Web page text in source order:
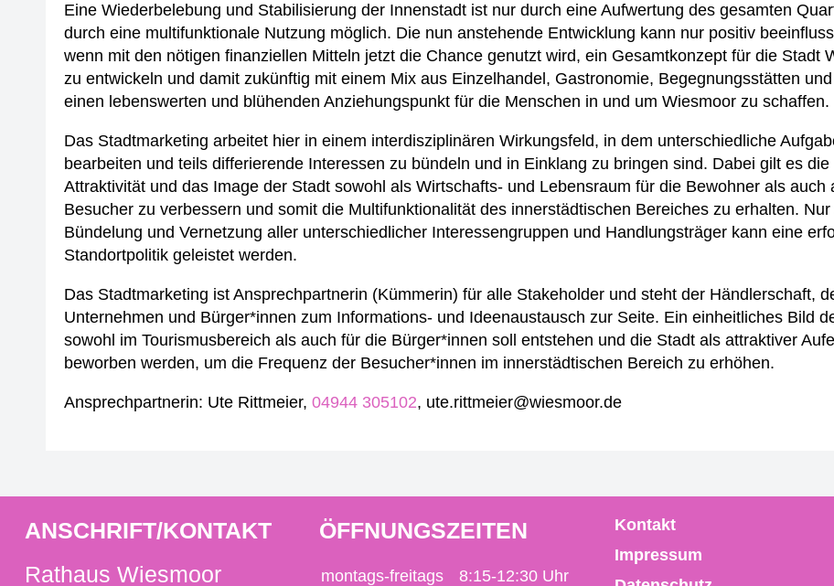
Eine Wiederbelebung und Stabilisierung der Innenstadt ist nur durch eine Aufwertung des gesamten
durch eine multifunktionale Nutzung möglich. Die nun anstehende Entwicklung kann nur positiv
wenn mit den nötigen finanziellen Mitteln jetzt die Chance genutzt wird, ein Gesamtkonzept für die Stadt
zu entwickeln und damit zukünftig mit einem Mix aus Einzelhandel, Gastronomie, Begegnungsstätten
einen lebenswerten und blühenden Anziehungspunkt für die Menschen in und um Wiesmoor zu schaffen.
Das Stadtmarketing arbeitet hier in einem interdisziplinären Wirkungsfeld, in dem unterschiedliche
bearbeiten und teils differierende Interessen zu bündeln und in Einklang zu bringen sind. Dabei gilt es die
Attraktivität und das Image der Stadt sowohl als Wirtschafts- und Lebensraum für die Bewohner als auch
Besucher zu verbessern und somit die Multifunktionalität des innerstädtischen Bereiches zu erhalten.
Bündelung und Vernetzung aller unterschiedlicher Interessengruppen und Handlungsträger kann eine
Standortpolitik geleistet werden.
Das Stadtmarketing ist Ansprechpartnerin (Kümmerin) für alle Stakeholder und steht der Händlerschaft,
Unternehmen und Bürger*innen zum Informations- und Ideenaustausch zur Seite. Ein einheitliches Bild
sowohl im Tourismusbereich als auch für die Bürger*innen soll entstehen und die Stadt als attraktiver
beworben werden, um die Frequenz der Besucher*innen im innerstädtischen Bereich zu erhöhen.
Ansprechpartnerin: Ute Rittmeier, 04944 305102, ute.rittmeier@wiesmoor.de
ANSCHRIFT/KONTAKT
Rathaus Wiesmoor
ÖFFNUNGSZEITEN
montags-freitags 8:15-12:30 Uhr
Kontakt
Impressum